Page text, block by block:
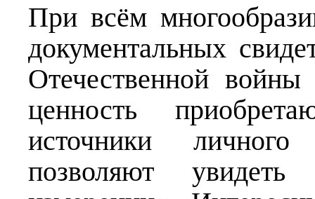
При всём
документальных
Отечественной
ценность
источники
позволяют